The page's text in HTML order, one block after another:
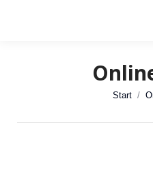
Sie
Start